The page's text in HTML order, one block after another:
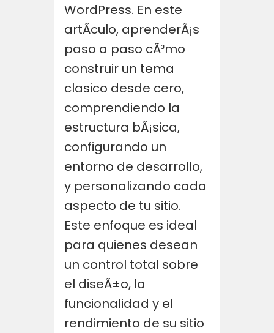
WordPress. En este
artÃ­culo, aprenderÃ¡s
paso a paso cÃ³mo
construir un tema
clasico desde cero,
comprendiendo la
estructura bÃ¡sica,
configurando un
entorno de desarrollo,
y personalizando cada
aspecto de tu sitio.
Este enfoque es ideal
para quienes desean
un control total sobre
el diseÃ±o, la
funcionalidad y el
rendimiento de su sitio